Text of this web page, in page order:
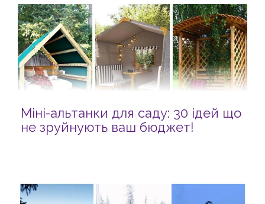
Міні-альтанки для саду: 30 ідей що
не зруйнують ваш бюджет!